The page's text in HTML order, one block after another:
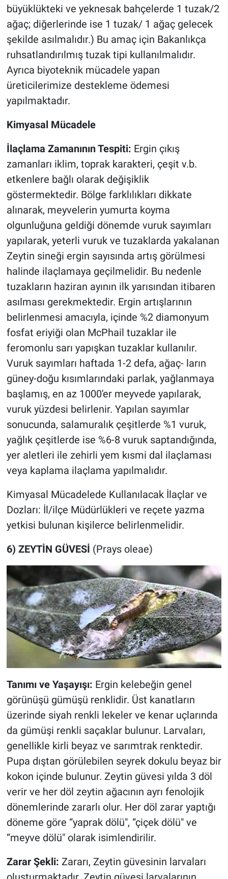
büyüklükteki ve yeknesak bahçelerde 1 tuzak/2
ağaç; diğerlerinde ise 1 tuzak/ 1 ağaç gelecek
şekilde asılmalıdır.) Bu amaç için Bakanlıkça
ruhsatlandırılmış tuzak tipi kullanılmalıdır.
Ayrıca biyoteknik mücadele yapan
üreticilerimize destekleme ödemesi
yapılmaktadır.
Kimyasal Mücadele
İlaçlama Zamanının Tespiti: Ergin çıkış
zamanları iklim, toprak karakteri, çeşit v.b.
etkenlere bağlı olarak değişiklik
göstermektedir. Bölge farklılıkları dikkate
alınarak, meyvelerin yumurta koyma
olgunluğuna geldiği dönemde vuruk sayımları
yapılarak, yeterli vuruk ve tuzaklarda yakalanan
Zeytin sineği ergin sayısında artış görülmesi
halinde ilaçlamaya geçilmelidir. Bu nedenle
tuzakların haziran ayının ilk yarısından itibaren
asılması gerekmektedir. Ergin artışlarının
belirlenmesi amacıyla, içinde %2 diamonyum
fosfat eriyiği olan McPhail tuzaklar ile
feromonlu sarı yapışkan tuzaklar kullanılır.
Vuruk sayımları haftada 1-2 defa, ağaç- ların
güney-doğu kısımlarındaki parlak, yağlanmaya
başlamış, en az 1000'er meyvede yapılarak,
vuruk yüzdesi belirlenir. Yapılan sayımlar
sonucunda, salamuralık çeşitlerde %1 vuruk,
yağlık çeşitlerde ise %6-8 vuruk saptandığında,
yer aletleri ile zehirli yem kısmi dal ilaçlaması
veya kaplama ilaçlama yapılmalıdır.
Kimyasal Mücadelede Kullanılacak İlaçlar ve
Dozları: İl/ilçe Müdürlükleri ve reçete yazma
yetkisi bulunan kişilerce belirlenmelidir.
6) ZEYTİN GÜVESİ (Prays oleae)
Tanımı ve Yaşayışı: Ergin kelebeğin genel
görünüşü gümüşü renklidir. Üst kanatların
üzerinde siyah renkli lekeler ve kenar uçlarında
da gümüşi renkli saçaklar bulunur. Larvaları,
genellikle kirli beyaz ve sarımtrak renktedir.
Pupa dıştan görülebilen seyrek dokulu beyaz bir
kokon içinde bulunur. Zeytin güvesi yılda 3 döl
verir ve her döl zeytin ağacının ayrı fenolojik
dönemlerinde zararlı olur. Her döl zarar yaptığı
döneme göre “yaprak dölü", “çiçek dölü" ve
“meyve dölü" olarak isimlendirilir.
Zarar Şekli: Zararı, Zeytin güvesinin larvaları